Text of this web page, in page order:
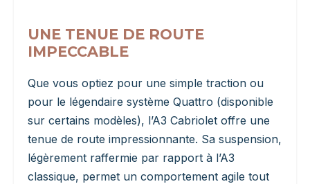
UNE TENUE DE ROUTE
IMPECCABLE
Que vous optiez pour une simple traction ou
pour le légendaire système Quattro (disponible
sur certains modèles), l’A3 Cabriolet offre une
tenue de route impressionnante. Sa suspension,
légèrement raffermie par rapport à l’A3
classique, permet un comportement agile tout